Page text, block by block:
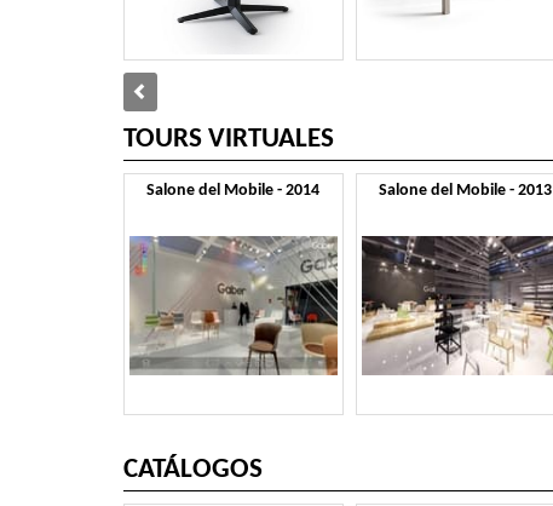
TOURS VIRTUALES
Salone del Mobile - 2014 Salone del Mobile - 2013
CATÁLOGOS